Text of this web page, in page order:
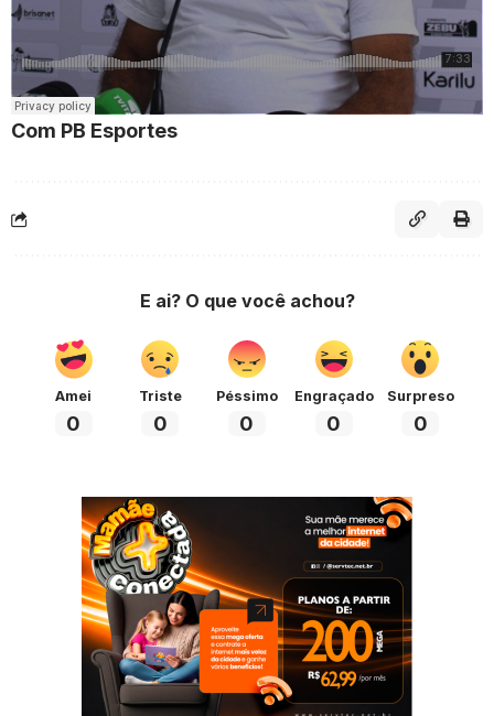
Com PB Esportes
E ai? O que você achou?
Amei
0
Triste
0
Péssimo
0
Engraçado
0
Surpreso
0